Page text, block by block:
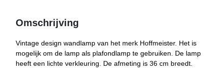
Omschrijving
Vintage design wandlamp van het merk Hoffmeister. Het is
mogelijk om de lamp als plafondlamp te gebruiken. De lamp
heeft een lichte verkleuring. De afmeting is 36 cm breedt.